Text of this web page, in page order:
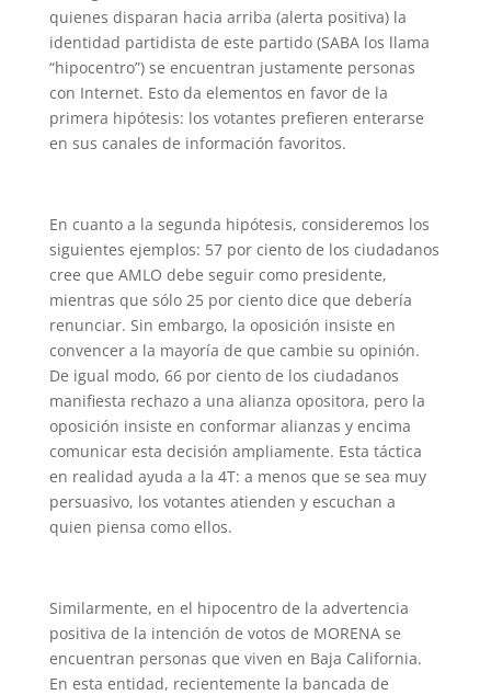
quienes disparan hacia arriba (alerta positiva) la
identidad partidista de este partido (SABA los llama
“hipocentro”) se encuentran justamente personas
con Internet. Esto da elementos en favor de la
primera hipótesis: los votantes prefieren enterarse
en sus canales de información favoritos.
En cuanto a la segunda hipótesis, consideremos los
siguientes ejemplos: 57 por ciento de los ciudadanos
cree que AMLO debe seguir como presidente,
mientras que sólo 25 por ciento dice que debería
renunciar. Sin embargo, la oposición insiste en
convencer a la mayoría de que cambie su opinión.
De igual modo, 66 por ciento de los ciudadanos
manifiesta rechazo a una alianza opositora, pero la
oposición insiste en conformar alianzas y encima
comunicar esta decisión ampliamente. Esta táctica
en realidad ayuda a la 4T: a menos que se sea muy
persuasivo, los votantes atienden y escuchan a
quien piensa como ellos.
Similarmente, en el hipocentro de la advertencia
positiva de la intención de votos de MORENA se
encuentran personas que viven en Baja California.
En esta entidad, recientemente la bancada de